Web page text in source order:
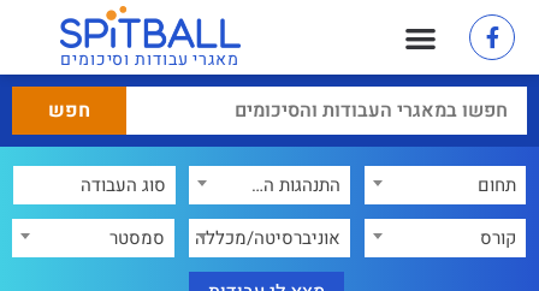
מאגרי עבודות וסיכומים
תחום
התנהגות העובד
קורס
אוניברסיטה/מכללה סמסטר